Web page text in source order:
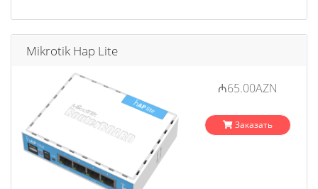
Mikrotik Hap Lite
₼65.00AZN
Заказать